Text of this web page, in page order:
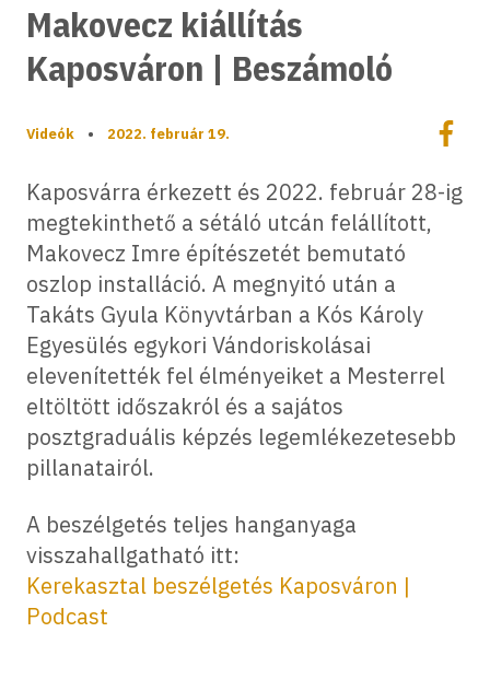
Makovecz kiállítás
Kaposváron | Beszámoló
Videók • 2022. február 19.
Kaposvárra érkezett és 2022. február 28-ig
megtekinthető a sétáló utcán felállított,
Makovecz Imre építészetét bemutató
oszlop installáció. A megnyitó után a
Takáts Gyula Könyvtárban a Kós Károly
Egyesülés egykori Vándoriskolásai
elevenítették fel élményeiket a Mesterrel
eltöltött időszakról és a sajátos
posztgraduális képzés legemlékezetesebb
pillanatairól.
A beszélgetés teljes hanganyaga
visszahallgatható itt:
Kerekasztal beszélgetés Kaposváron |
Podcast